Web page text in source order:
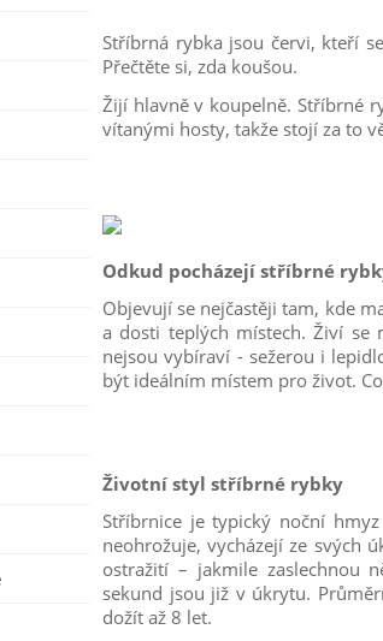
Stříbrná rybka jsou červi, kteří
Přečtěte si, zda koušou.
Žijí hlavně v koupelně. Stříbrné
vítanými hosty, takže stojí za to
Odkud pocházejí stříbrné
Objevují se nejčastěji tam, kde
a dosti teplých místech. Živí
nejsou vybíraví - sežerou i
být ideálním místem pro život.
Životní styl stříbrné rybky
Stříbrnice je typický noční
neohrožuje, vycházejí ze svých
ostražití – jakmile zaslechnou
sekund jsou již v úkrytu.
dožít až 8 let.